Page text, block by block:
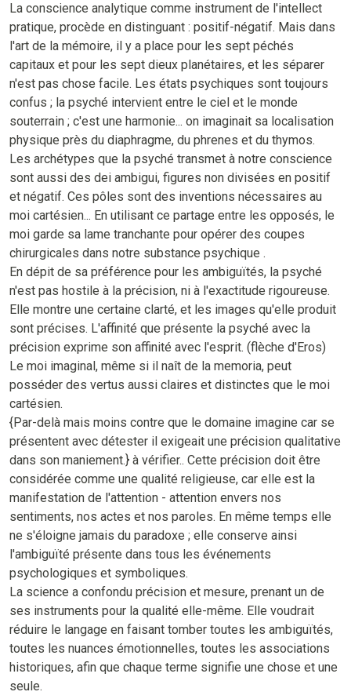
La conscience analytique comme instrument de l'intellect
pratique, procède en distinguant : positif-négatif. Mais dans
l'art de la mémoire, il y a place pour les sept péchés
capitaux et pour les sept dieux planétaires, et les séparer
n'est pas chose facile. Les états psychiques sont toujours
confus ; la psyché intervient entre le ciel et le monde
souterrain ; c'est une harmonie... on imaginait sa localisation
physique près du diaphragme, du phrenes et du thymos.
Les archétypes que la psyché transmet à notre conscience
sont aussi des dei ambigui, figures non divisées en positif
et négatif. Ces pôles sont des inventions nécessaires au
moi cartésien... En utilisant ce partage entre les opposés, le
moi garde sa lame tranchante pour opérer des coupes
chirurgicales dans notre substance psychique .
En dépit de sa préférence pour les ambiguïtés, la psyché
n'est pas hostile à la précision, ni à l'exactitude rigoureuse.
Elle montre une certaine clarté, et les images qu'elle produit
sont précises. L'affinité que présente la psyché avec la
précision exprime son affinité avec l'esprit. (flèche d'Eros)
Le moi imaginal, même si il naît de la memoria, peut
posséder des vertus aussi claires et distinctes que le moi
cartésien.
{Par-delà mais moins contre que le domaine imagine car se
présentent avec détester il exigeait une précision qualitative
dans son maniement.} à vérifier.. Cette précision doit être
considérée comme une qualité religieuse, car elle est la
manifestation de l'attention - attention envers nos
sentiments, nos actes et nos paroles. En même temps elle
ne s'éloigne jamais du paradoxe ; elle conserve ainsi
l'ambiguïté présente dans tous les événements
psychologiques et symboliques.
La science a confondu précision et mesure, prenant un de
ses instruments pour la qualité elle-même. Elle voudrait
réduire le langage en faisant tomber toutes les ambiguïtés,
toutes les nuances émotionnelles, toutes les associations
historiques, afin que chaque terme signifie une chose et une
seule.